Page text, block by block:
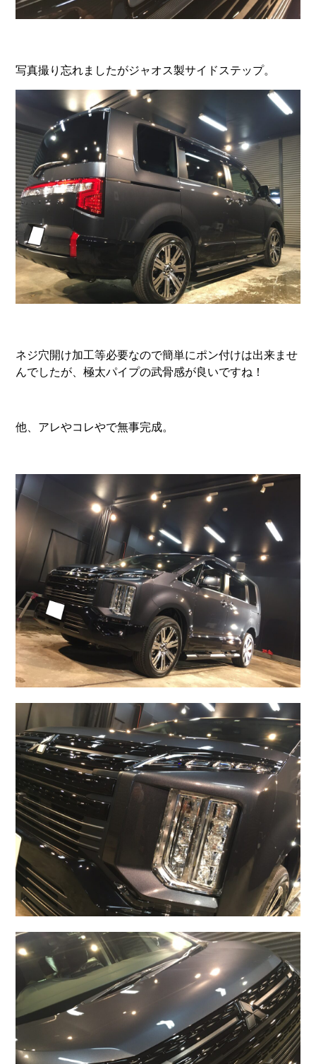
写真撮り忘れましたがジャオス製サイドステップ。
ネジ穴開け加工等必要なので簡単にポン付けは出来ませ
んでしたが、極太パイプの武骨感が良いですね！
他、アレやコレやで無事完成。